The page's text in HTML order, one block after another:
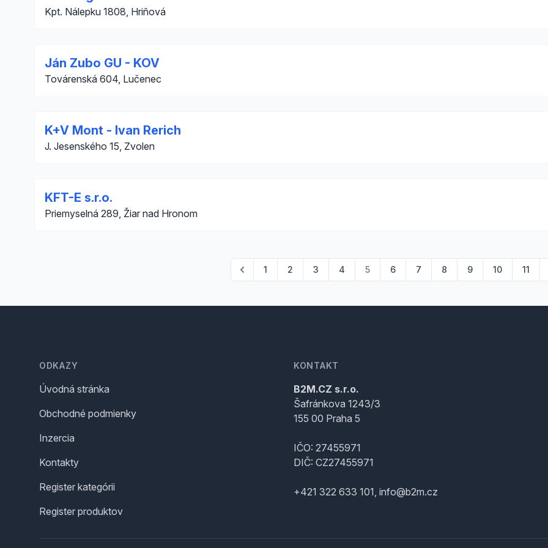
Kpt. Nálepku 1808, Hriňová
Ján Zubo GU - KOV
Továrenská 604, Lučenec
K+V Mont - Ivan Rerich
J. Jesenského 15, Zvolen
KFT-E s.r.o.
Priemyselná 289, Žiar nad Hronom
1 2 3 4 5 6 7 8 9 10 11
ODKAZY
Úvodná stránka
Obchodné podmienky
Inzercia
Kontakty
Register kategórii
Register produktov
KONTAKT
B2M.CZ s.r.o.
Šafránkova 1243/3
155 00 Praha 5
IČO: 27455971
DIČ: CZ27455971
+421 322 633 101, info@b2m.cz